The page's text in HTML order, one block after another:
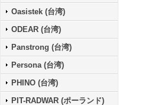
Oasistek (台湾)
ODEAR (台湾)
Panstrong (台湾)
Persona (台湾)
PHINO (台湾)
PIT-RADWAR (ポーランド)